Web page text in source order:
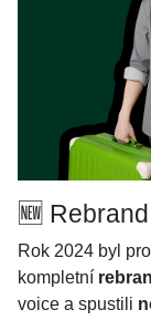
🆕
Rok 2024 byl
kompletní
voice a spustili